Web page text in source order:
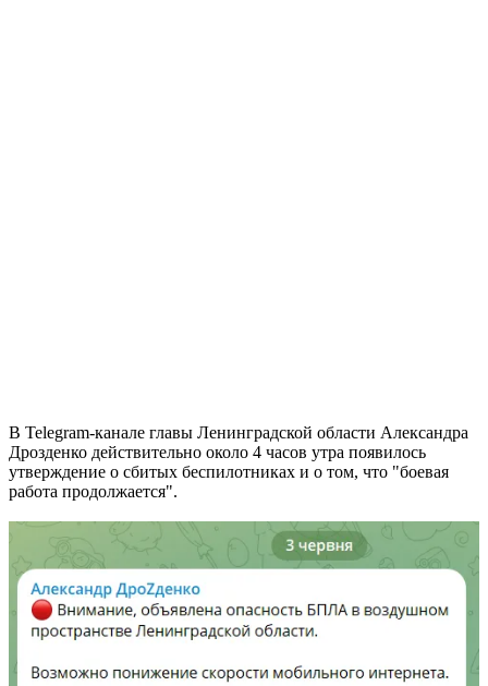
В Telegram-канале главы Ленинградской области Александра
Дрозденко действительно около 4 часов утра появилось
утверждение о сбитых беспилотниках и о том, что "боевая
работа продолжается".